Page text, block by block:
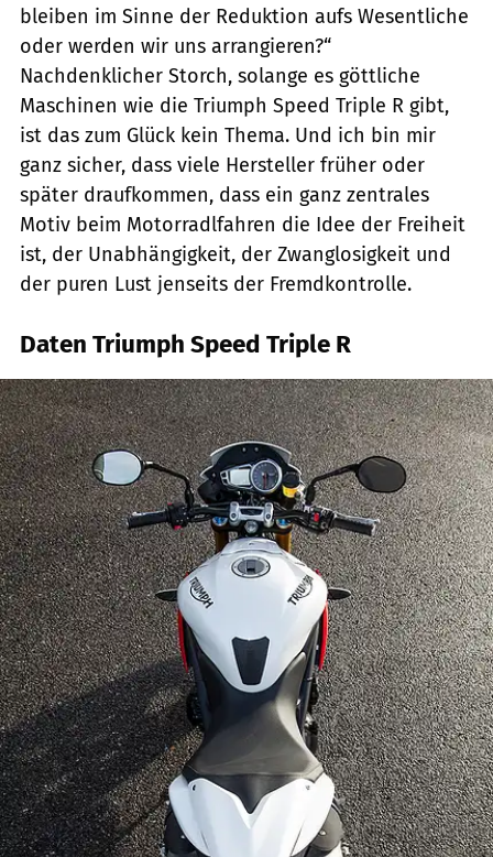
bleiben im Sinne der Reduktion aufs Wesentliche
oder werden wir uns arrangieren?“
Nachdenklicher Storch, solange es göttliche
Maschinen wie die Triumph Speed Triple R gibt,
ist das zum Glück kein Thema. Und ich bin mir
ganz sicher, dass viele Hersteller früher oder
später draufkommen, dass ein ganz zentrales
Motiv beim Motorradlfahren die Idee der Freiheit
ist, der Unabhängigkeit, der Zwanglosigkeit und
der puren Lust jenseits der Fremdkontrolle.
Daten Triumph Speed Triple R